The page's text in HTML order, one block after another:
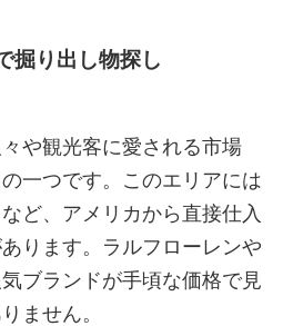
掘り出し物探し
や観光客に愛される市場
一つです。このエリアには
ど、アメリカから直接仕入
ります。ラルフローレンや
ブランドが手頃な価格で見
ません。